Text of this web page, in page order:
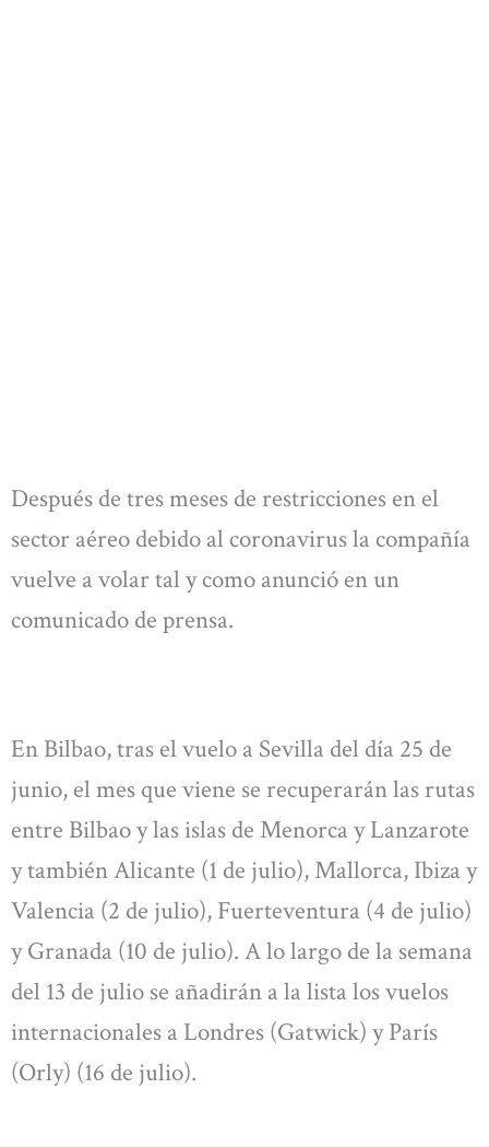
Después de tres meses de restricciones en el
sector aéreo debido al coronavirus la compañía
vuelve a volar tal y como anunció en un
comunicado de prensa.
En Bilbao, tras el vuelo a Sevilla del día 25 de
junio, el mes que viene se recuperarán las rutas
entre Bilbao y las islas de Menorca y Lanzarote
y también Alicante (1 de julio), Mallorca, Ibiza y
Valencia (2 de julio), Fuerteventura (4 de julio)
y Granada (10 de julio). A lo largo de la semana
del 13 de julio se añadirán a la lista los vuelos
internacionales a Londres (Gatwick) y París
(Orly) (16 de julio).